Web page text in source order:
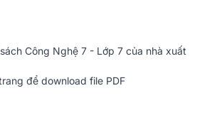
Công Nghệ 7 - Lớp 7 của nhà xuất
để download file PDF